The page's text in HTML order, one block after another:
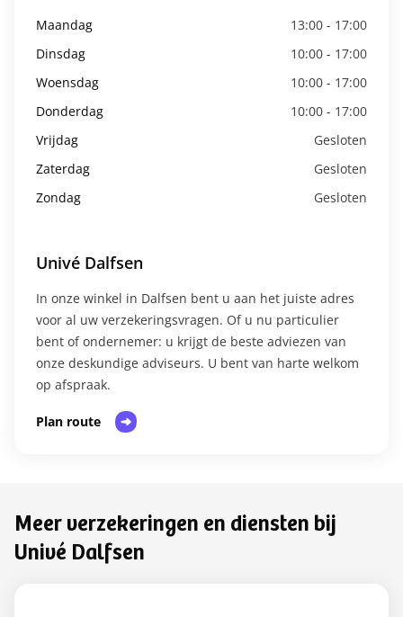
Maandag
13:00 - 17:00
Dinsdag
10:00 - 17:00
Woensdag
10:00 - 17:00
Donderdag
10:00 - 17:00
Vrijdag
Gesloten
Zaterdag
Gesloten
Zondag
Gesloten
Univé Dalfsen
In onze winkel in Dalfsen bent u aan het juiste adres
voor al uw verzekeringsvragen. Of u nu particulier
bent of ondernemer: u krijgt de beste adviezen van
onze deskundige adviseurs. U bent van harte welkom
op afspraak.​
Plan route
Meer verzekeringen en diensten bij
Univé Dalfsen